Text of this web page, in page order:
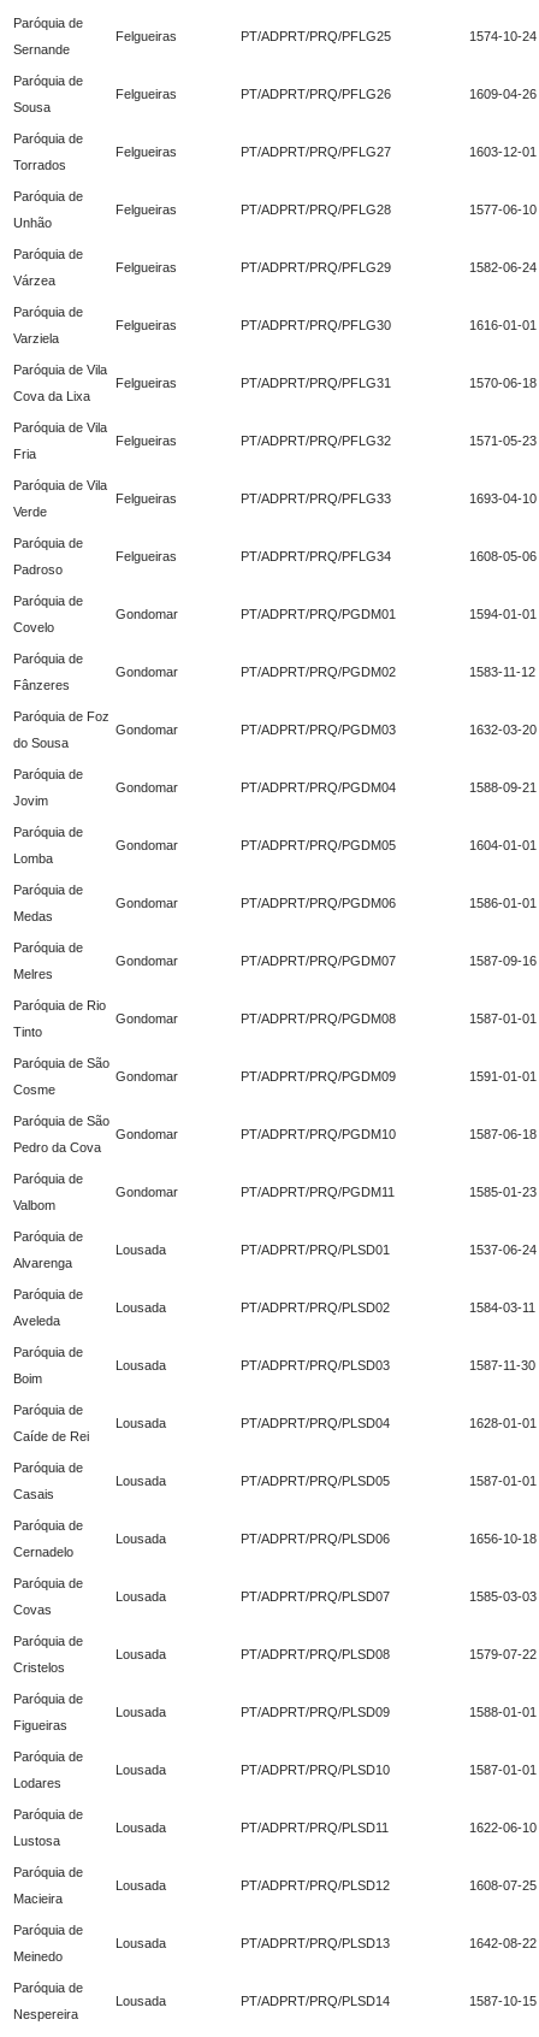
Paróquia de
Sernande
Felgueiras PT/ADPRT/PRQ/PFLG25 1574-10-24
Paróquia de
Sousa
Felgueiras PT/ADPRT/PRQ/PFLG26 1609-04-26
Paróquia de
Torrados
Felgueiras PT/ADPRT/PRQ/PFLG27 1603-12-01
Paróquia de
Unhão
Felgueiras PT/ADPRT/PRQ/PFLG28 1577-06-10
Paróquia de
Várzea
Felgueiras PT/ADPRT/PRQ/PFLG29 1582-06-24
Paróquia de
Varziela
Felgueiras PT/ADPRT/PRQ/PFLG30 1616-01-01
Paróquia de Vila
Cova da Lixa
Felgueiras PT/ADPRT/PRQ/PFLG31 1570-06-18
Paróquia de Vila
Fria
Felgueiras PT/ADPRT/PRQ/PFLG32 1571-05-23
Paróquia de Vila
Verde
Felgueiras PT/ADPRT/PRQ/PFLG33 1693-04-10
Paróquia de
Padroso
Felgueiras PT/ADPRT/PRQ/PFLG34 1608-05-06
Paróquia de
Covelo
Gondomar PT/ADPRT/PRQ/PGDM01 1594-01-01
Paróquia de
Fânzeres
Gondomar PT/ADPRT/PRQ/PGDM02 1583-11-12
Paróquia de Foz
do Sousa
Gondomar PT/ADPRT/PRQ/PGDM03 1632-03-20
Paróquia de
Jovim
Gondomar PT/ADPRT/PRQ/PGDM04 1588-09-21
Paróquia de
Lomba
Gondomar PT/ADPRT/PRQ/PGDM05 1604-01-01
Paróquia de
Medas
Gondomar PT/ADPRT/PRQ/PGDM06 1586-01-01
Paróquia de
Melres
Gondomar PT/ADPRT/PRQ/PGDM07 1587-09-16
Paróquia de Rio
Tinto
Gondomar PT/ADPRT/PRQ/PGDM08 1587-01-01
Paróquia de São
Cosme
Gondomar PT/ADPRT/PRQ/PGDM09 1591-01-01
Paróquia de São
Pedro da Cova
Gondomar PT/ADPRT/PRQ/PGDM10 1587-06-18
Paróquia de
Valbom
Gondomar PT/ADPRT/PRQ/PGDM11 1585-01-23
Paróquia de
Alvarenga
Lousada PT/ADPRT/PRQ/PLSD01 1537-06-24
Paróquia de
Aveleda
Lousada PT/ADPRT/PRQ/PLSD02 1584-03-11
Paróquia de
Boim
Lousada PT/ADPRT/PRQ/PLSD03 1587-11-30
Paróquia de
Caíde de Rei
Lousada PT/ADPRT/PRQ/PLSD04 1628-01-01
Paróquia de
Casais
Lousada PT/ADPRT/PRQ/PLSD05 1587-01-01
Paróquia de
Cernadelo
Lousada PT/ADPRT/PRQ/PLSD06 1656-10-18
Paróquia de
Covas
Lousada PT/ADPRT/PRQ/PLSD07 1585-03-03
Paróquia de
Cristelos
Lousada PT/ADPRT/PRQ/PLSD08 1579-07-22
Paróquia de
Figueiras
Lousada PT/ADPRT/PRQ/PLSD09 1588-01-01
Paróquia de
Lodares
Lousada PT/ADPRT/PRQ/PLSD10 1587-01-01
Paróquia de
Lustosa
Lousada PT/ADPRT/PRQ/PLSD11 1622-06-10
Paróquia de
Macieira
Lousada PT/ADPRT/PRQ/PLSD12 1608-07-25
Paróquia de
Meinedo
Lousada PT/ADPRT/PRQ/PLSD13 1642-08-22
Paróquia de
Nespereira
Lousada PT/ADPRT/PRQ/PLSD14 1587-10-15